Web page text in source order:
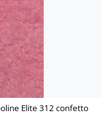
Elite 312 confetto